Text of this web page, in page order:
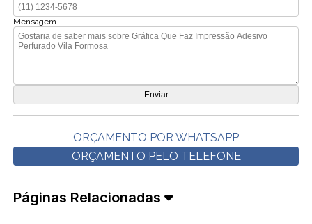
Mensagem
ORÇAMENTO POR WHATSAPP
ORÇAMENTO PELO TELEFONE
Páginas Relacionadas